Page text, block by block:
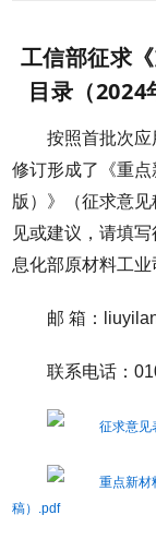
工信部征求
目录（2024
按照首批次
修订形成了《重
版）》（征求意
见或建议，请填
息化部原材料工业
邮 箱：
联系电话：
征求意见
重点新材
稿）.pdf